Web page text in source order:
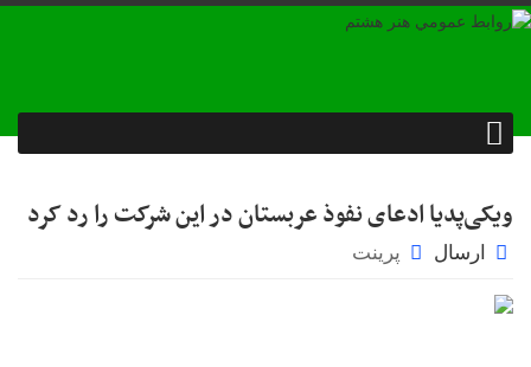
ویکی‌پدیا ادعای نفوذ عربستان در این شرکت را رد کرد
ارسال پرینت